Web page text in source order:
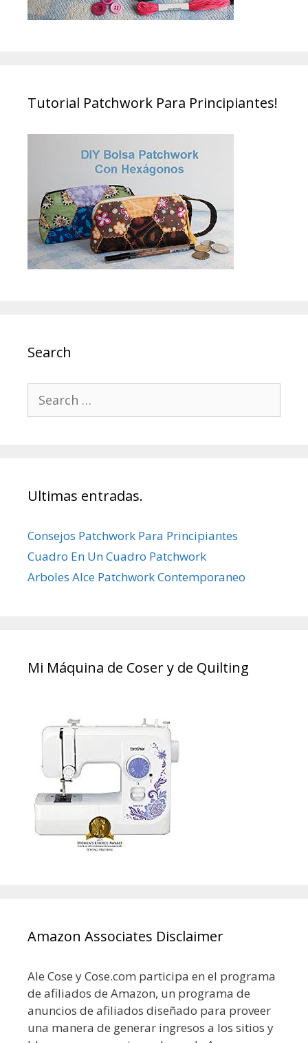
Tutorial Patchwork Para Principiantes!
Search
for:
Ultimas entradas.
Consejos Patchwork Para Principiantes
Cuadro En Un Cuadro Patchwork
Arboles Alce Patchwork Contemporaneo
Mi Máquina de Coser y de Quilting
Amazon Associates Disclaimer
Ale Cose y Cose.com participa en el programa
de afiliados de Amazon, un programa de
anuncios de afiliados diseñado para proveer
una manera de generar ingresos a los sitios y